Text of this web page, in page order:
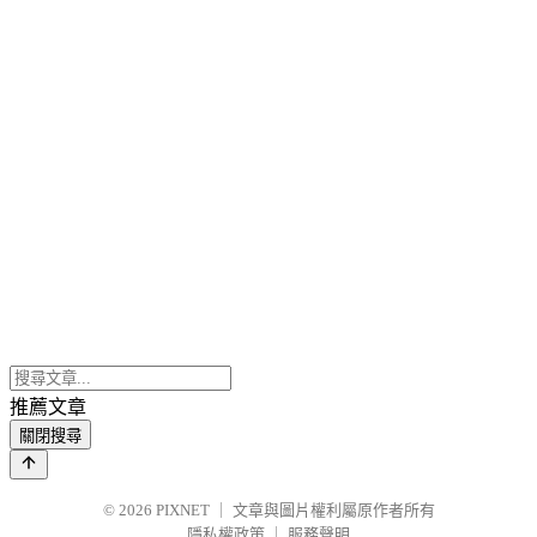
推薦文章
關閉搜尋
© 2026 PIXNET
文章與圖片權利屬原作者所有